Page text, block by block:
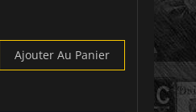
Ajouter Au Panier